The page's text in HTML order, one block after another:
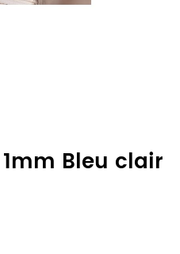
Bleu clair